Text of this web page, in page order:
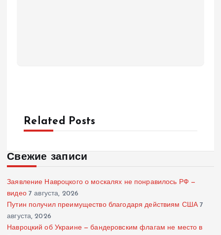
Related Posts
Свежие записи
Заявление Навроцкого о москалях не понравилось РФ —
видео 7 августа, 2026
Путин получил преимущество благодаря действиям США 7
августа, 2026
Навроцкий об Украине — бандеровским флагам не место в